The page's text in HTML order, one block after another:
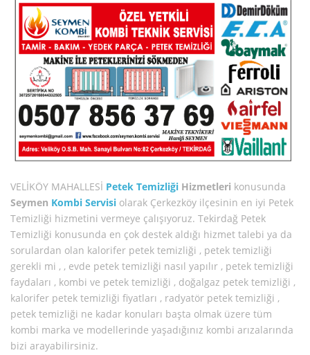
VELİKÖY MAHALLESİ Petek Temizliği Hizmetleri konusunda
Seymen Kombi Servisi olarak Çerkezköy ilçesinin en iyi Petek
Temizliği hizmetini vermeye çalışıyoruz. Tekirdağ Petek
Temizliği konusunda en çok destek aldığı hizmet talebi ya da
sorulardan olan kalorifer petek temizliği , petek temizliği
gerekli mi , , evde petek temizliği nasıl yapılır , petek temizliği
faydaları , kombi ve petek temizliği , doğalgaz petek temizliği ,
kalorifer petek temizliği fiyatları , radyatör petek temizliği ,
petek temizliği ne kadar konuları başta olmak üzere tüm
kombi marka ve modellerinde yaşadığınız kombi arızalarında
bizi arayabilirsiniz.